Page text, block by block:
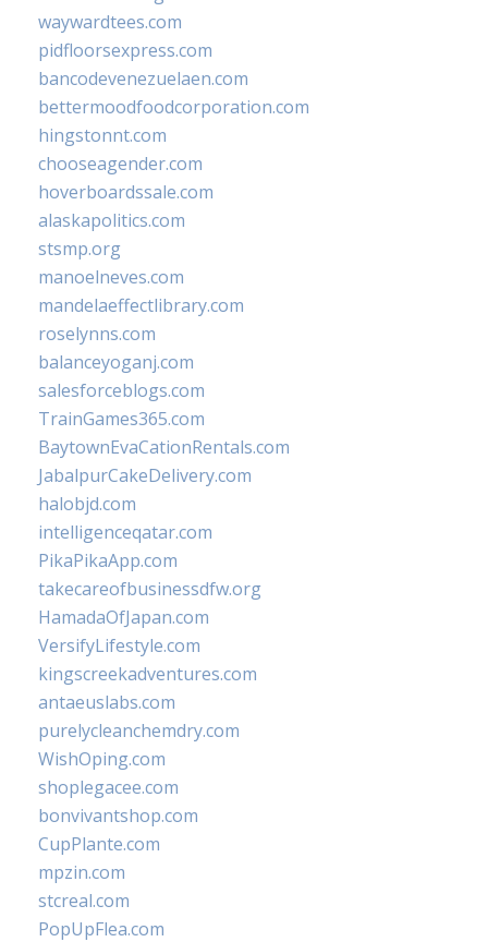
waywardtees.com
pidfloorsexpress.com
bancodevenezuelaen.com
bettermoodfoodcorporation.com
hingstonnt.com
chooseagender.com
hoverboardssale.com
alaskapolitics.com
stsmp.org
manoelneves.com
mandelaeffectlibrary.com
roselynns.com
balanceyoganj.com
salesforceblogs.com
TrainGames365.com
BaytownEvaCationRentals.com
JabalpurCakeDelivery.com
halobjd.com
intelligenceqatar.com
PikaPikaApp.com
takecareofbusinessdfw.org
HamadaOfJapan.com
VersifyLifestyle.com
kingscreekadventures.com
antaeuslabs.com
purelycleanchemdry.com
WishOping.com
shoplegacee.com
bonvivantshop.com
CupPlante.com
mpzin.com
stcreal.com
PopUpFlea.com